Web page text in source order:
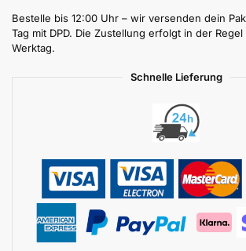
Bestelle bis 12:00 Uhr – wir versenden dein
Tag mit DPD. Die Zustellung erfolgt in der Regel
Werktag.
Schnelle Lieferung